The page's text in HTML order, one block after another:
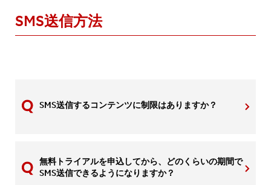
SMS送信方法
SMS送信するコンテンツに制限はありますか？
無料トライアルを申込してから、どのくらいの期間で
SMS送信できるようになりますか？